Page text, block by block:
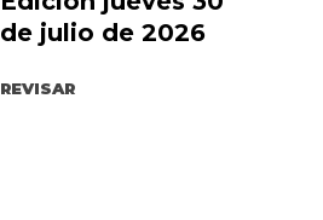
de julio de 2026
REVISAR